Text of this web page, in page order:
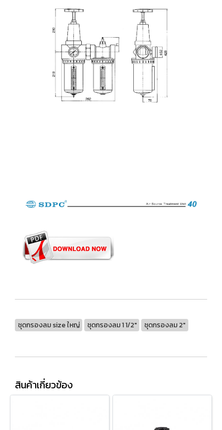
ชุดกรองลม size ใหญ่ ชุดกรองลม 1 1/2" ชุดกรองลม 2"
สินค้าเกี่ยวข้อง